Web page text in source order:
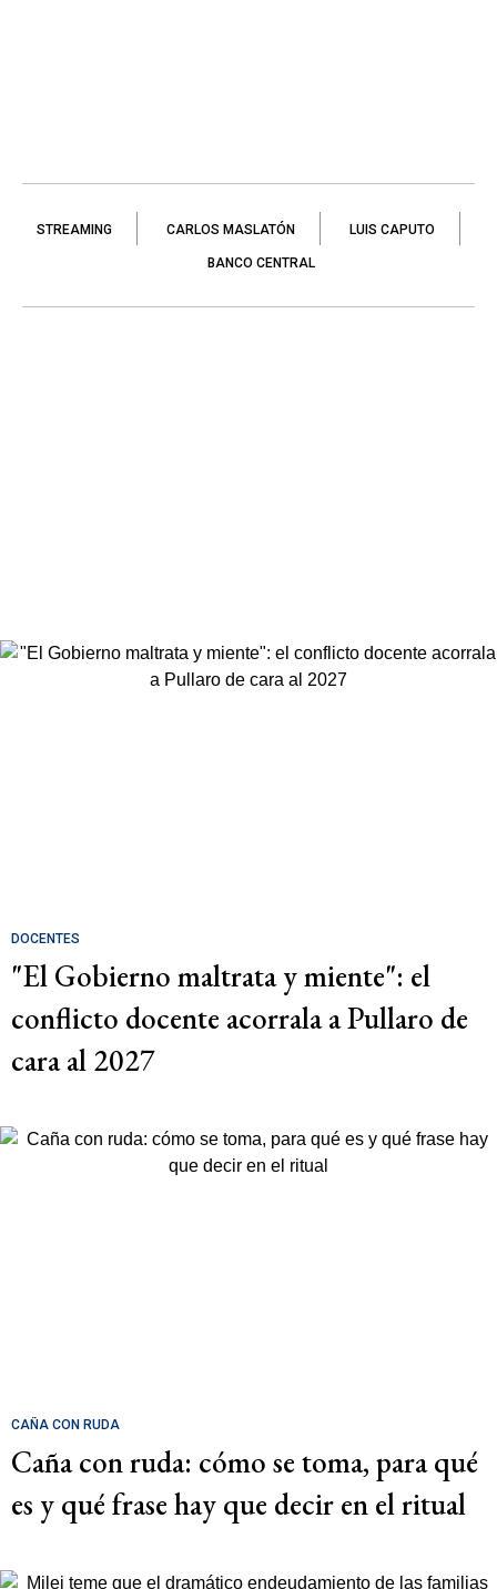
STREAMING CARLOS MASLATÓN LUIS CAPUTO
BANCO CENTRAL
DOCENTES
"El Gobierno maltrata y miente": el
conflicto docente acorrala a Pullaro de
cara al 2027
CAÑA CON RUDA
Caña con ruda: cómo se toma, para qué
es y qué frase hay que decir en el ritual